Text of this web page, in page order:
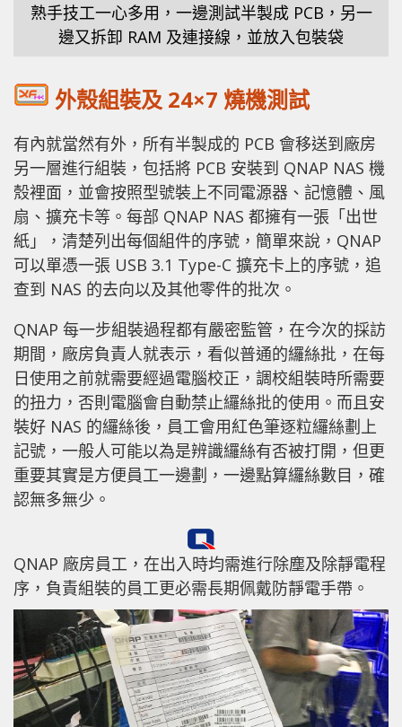
熟手技工一心多用，一邊測試半製成 PCB，另一
邊又拆卸 RAM 及連接線，並放入包裝袋
外殼組裝及 24×7 燒機測試
有內就當然有外，所有半製成的 PCB 會移送到廠房
另一層進行組裝，包括將 PCB 安裝到 QNAP NAS 機
殼裡面，並會按照型號裝上不同電源器、記憶體、風
扇、擴充卡等。每部 QNAP NAS 都擁有一張「出世
紙」，清楚列出每個組件的序號，簡單來說，QNAP
可以單憑一張 USB 3.1 Type-C 擴充卡上的序號，追
查到 NAS 的去向以及其他零件的批次。
QNAP 每一步組裝過程都有嚴密監管，在今次的採訪
期間，廠房負責人就表示，看似普通的纙絲批，在每
日使用之前就需要經過電腦校正，調校組裝時所需要
的扭力，否則電腦會自動禁止纙絲批的使用。而且安
裝好 NAS 的纙絲後，員工會用紅色筆逐粒纙絲劃上
記號，一般人可能以為是辨識纙絲有否被打開，但更
重要其實是方便員工一邊劃，一邊點算纙絲數目，確
認無多無少。
QNAP 廠房員工，在出入時均需進行除塵及除靜電程
序，負責組裝的員工更必需長期佩戴防靜電手帶。